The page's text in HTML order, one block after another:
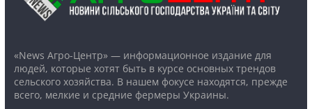
«News Агро-Центр» — информационное издание для
людей, которые хотят быть в курсе основных трендов
сельского хозяйства. В нашем фокусе находятся, прежде
всего, мелкие и средние фермеры Украины.